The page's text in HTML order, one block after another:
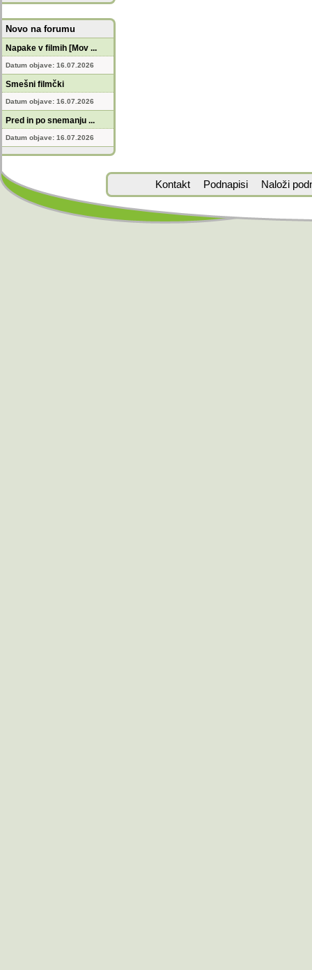
Novo na forumu
Napake v filmih [Mov ...
Datum objave: 16.07.2026
Smešni filmčki
Datum objave: 16.07.2026
Pred in po snemanju ...
Datum objave: 16.07.2026
Kontakt Podnapisi Naloži